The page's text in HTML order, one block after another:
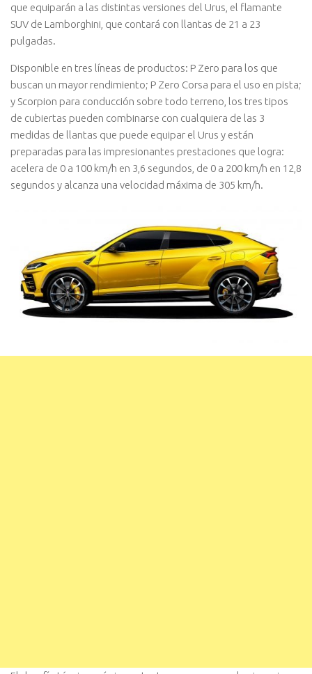
que equiparán a las distintas versiones del Urus, el flamante
SUV de Lamborghini, que contará con llantas de 21 a 23
pulgadas.
Disponible en tres líneas de productos: P Zero para los que
buscan un mayor rendimiento; P Zero Corsa para el uso en pista;
y Scorpion para conducción sobre todo terreno, los tres tipos
de cubiertas pueden combinarse con cualquiera de las 3
medidas de llantas que puede equipar el Urus y están
preparadas para las impresionantes prestaciones que logra:
acelera de 0 a 100 km/h en 3,6 segundos, de 0 a 200 km/h en 12,8
segundos y alcanza una velocidad máxima de 305 km/h.